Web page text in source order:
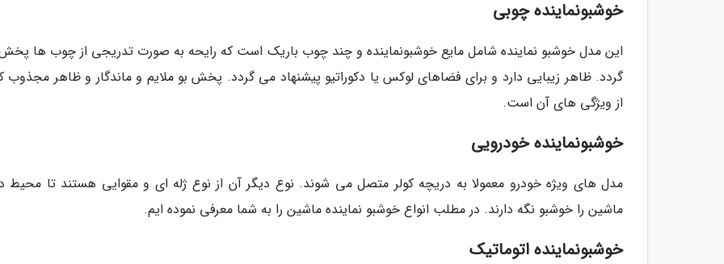
خوشبونماینده چوبی
این مدل خوشبو نماینده شامل مایع خوشبونماینده و چند چوب باریک است که رایحه به صورت تدریجی از چوب ها
گردد. ظاهر زیبایی دارد و برای فضاهای لوکس یا دکوراتیو پیشنهاد می گردد. پخش بو ملایم و ماندگار و ظاهر مجذوب
از ویژگی های آن است.
خوشبونماینده خودرویی
مدل های ویژه خودرو معمولا به دریچه کولر متصل می شوند. نوع دیگر آن از نوع ژله ای و مقوایی هستند تا محیط
ماشین را خوشبو نگه دارند. در مطلب انواع خوشبو نماینده ماشین را به شما معرفی نموده ایم.
خوشبونماینده اتوماتیک